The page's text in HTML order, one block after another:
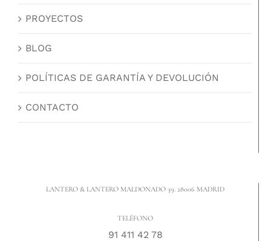
PROYECTOS
BLOG
POLÍTICAS DE GARANTÍA Y DEVOLUCIÓN
CONTACTO
LANTERO & LANTERO MALDONADO 39. 28006 MADRID
TELÉFONO
91 411 42 78